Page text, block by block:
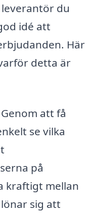
du
idé att
Här
detta är
att få
se vilka
på
kraftigt mellan
sig att